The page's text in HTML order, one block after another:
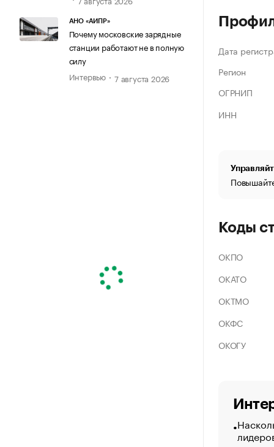
АНО «АИПР»
Почему московские зарядные
станции работают не в полную
силу
Интервью
7 августа 2026
Дата
Регион
ОГРНИП
ИНН
Коды
ОКПО
ОКАТО
ОКТМО
ОКФС
ОКОГУ